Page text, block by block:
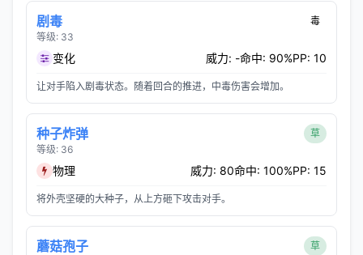
剧毒
等级: 33
毒
变化 威力: -命中: 90%PP: 10
让对手陷入剧毒状态。随着回合的推进，中毒伤害会增加。
种子炸弹
等级: 36
草
物理 威力: 80命中: 100%PP: 15
将外壳坚硬的大种子，从上方砸下攻击对手。
蘑菇孢子 草